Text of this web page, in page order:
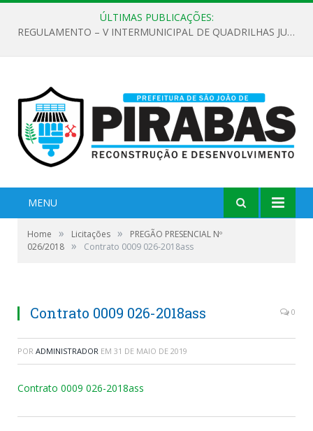
ÚLTIMAS PUBLICAÇÕES:
REGULAMENTO – V INTERMUNICIPAL DE QUADRILHAS JUNINAS 2026
MENU
Home » Licitações »
PREGÃO PRESENCIAL Nº
026/2018 » Contrato 0009 026-2018ass
Contrato 0009 026-2018ass 0
POR ADMINISTRADOR EM 31 DE MAIO DE 2019
Contrato 0009 026-2018ass